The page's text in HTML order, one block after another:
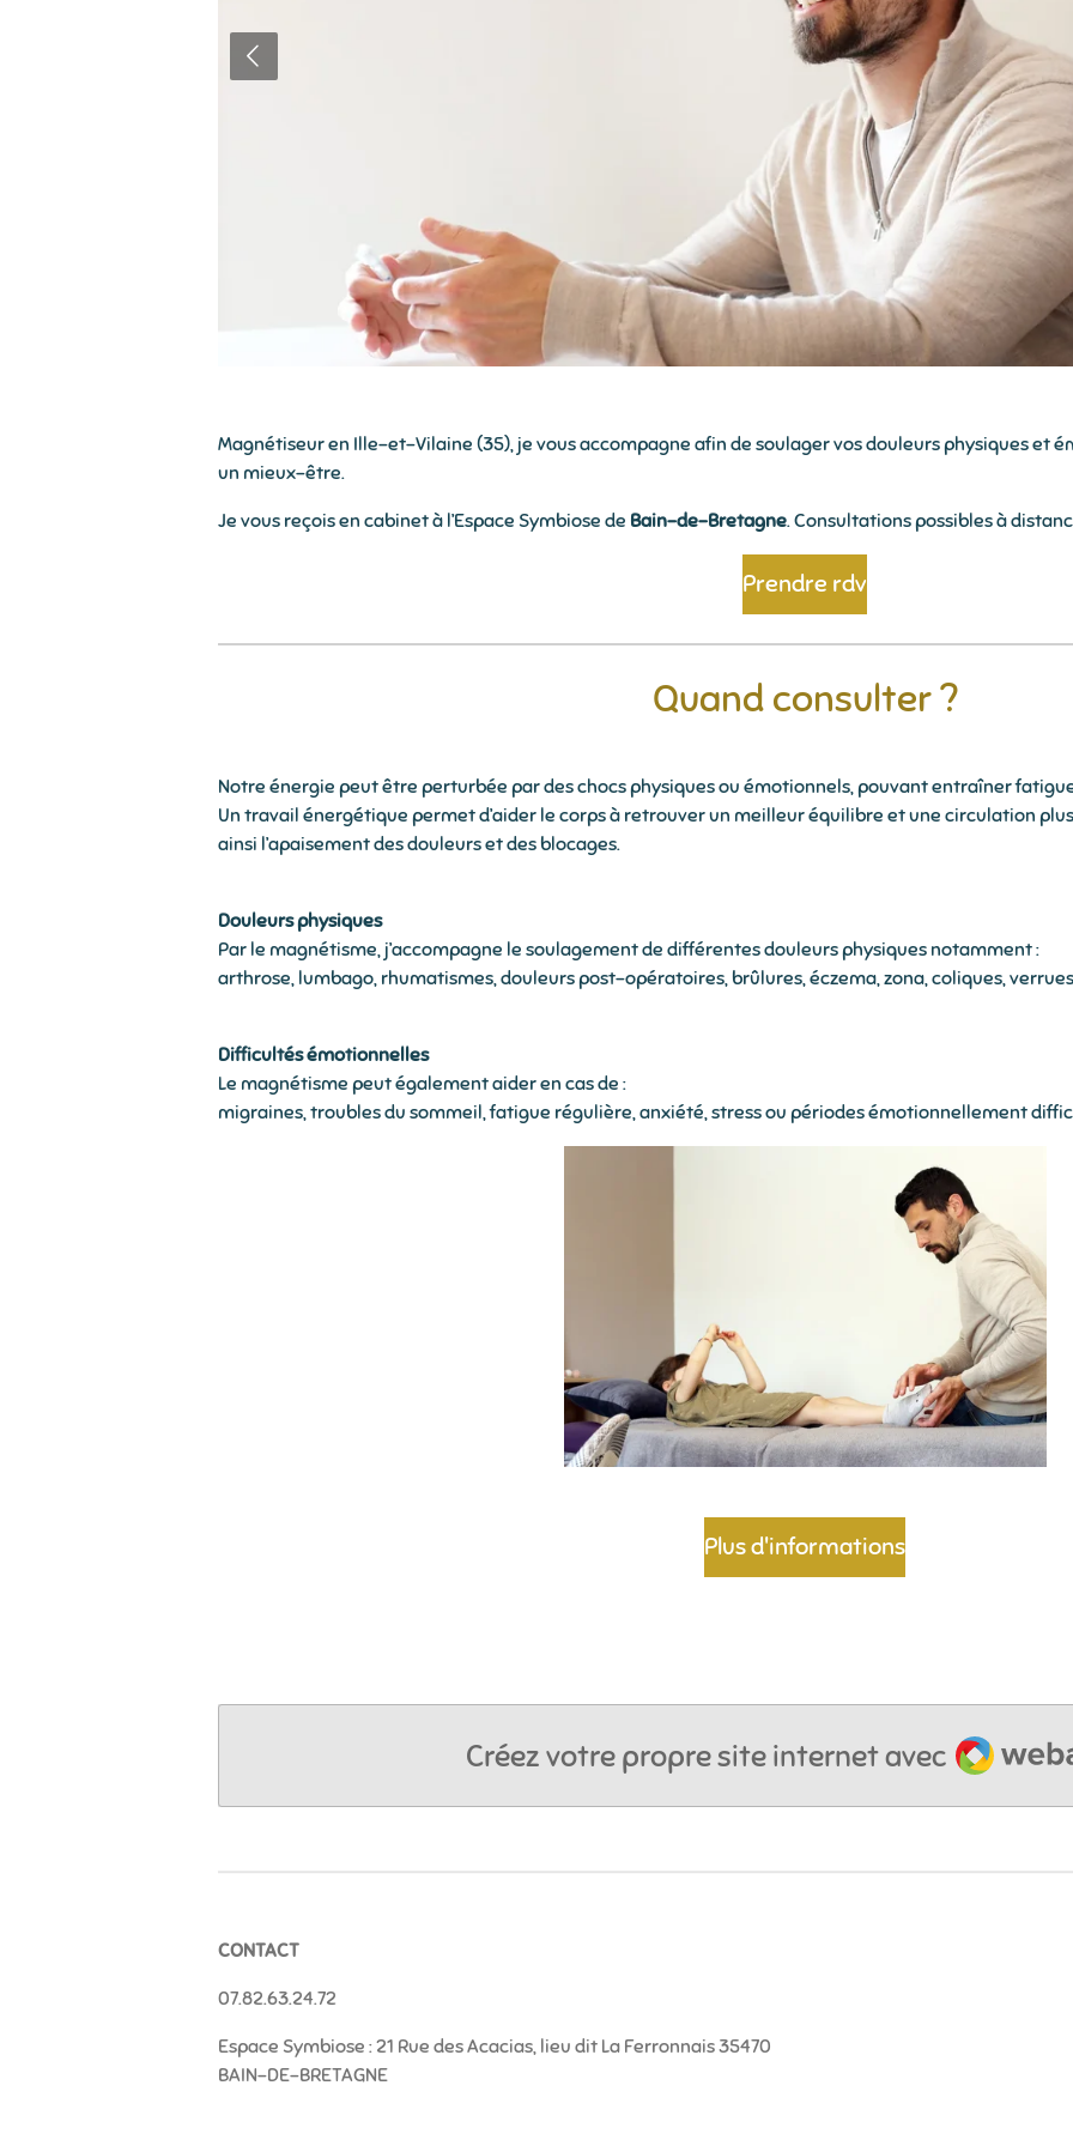
Magnétiseur en Ille-et-Vilaine (35), je vous accompagne afin de soulager vos douleurs physiques et
un mieux-être.
Je vous reçois en cabinet à l’Espace Symbiose de Bain-de-Bretagne. Consultations possibles à
Prendre rdv
Quand consulter ?
Notre énergie peut être perturbée par des chocs physiques ou émotionnels, pouvant entraîner
Un travail énergétique permet d’aider le corps à retrouver un meilleur équilibre et une circulation
ainsi l’apaisement des douleurs et des blocages.
Douleurs physiques
Par le magnétisme, j’accompagne le soulagement de différentes douleurs physiques notamment :
arthrose, lumbago, rhumatismes, douleurs post-opératoires, brûlures, éczema, zona, coliques,
Difficultés émotionnelles
Le magnétisme peut également aider en cas de :
migraines, troubles du sommeil, fatigue régulière, anxiété, stress ou périodes émotionnellement
Plus d'informations
Créez votre propre site internet avec Webador
CONTACT
07.82.63.24.72
Espace Symbiose : 21 Rue des Acacias, lieu dit La Ferronnais 35470
BAIN-DE-BRETAGNE